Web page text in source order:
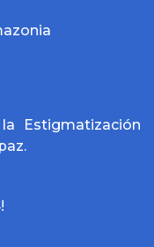
Estigmatización